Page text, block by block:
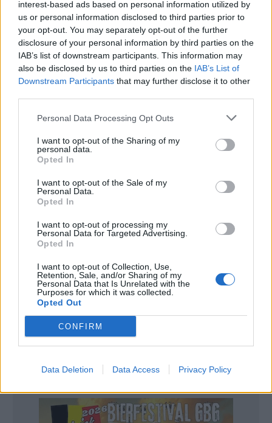
interest-based ads based on personal information utilized by
us or personal information disclosed to third parties prior to
your opt-out. You may separately opt-out of the further
disclosure of your personal information by third parties on the
IAB’s list of downstream participants. This information may
also be disclosed by us to third parties on the IAB’s List of
Downstream Participants that may further disclose it to other
Personal Data Processing Opt Outs
I want to opt-out of the Sharing of my
personal data.
Opted In
I want to opt-out of the Sale of my
Personal Data.
Opted In
I want to opt-out of processing my
Personal Data for Targeted Advertising.
Opted In
I want to opt-out of Collection, Use,
Retention, Sale, and/or Sharing of my
Personal Data that Is Unrelated with the
Purposes for which it was collected.
Opted Out
CONFIRM
Data Deletion Data Access Privacy Policy
AvRonny Karlsson
Publicerat2021-06-07
NYHET
Linda Eriksson på O´Learys hoppas fortfarande på att kunna
Pressbild/Montage.
När krogarna tvingas stänga är det cirka 20
minuter kvar av de sena fotbollsmatcherna i EM-
slutspelet. Men Linda Eriksson på O´Learys hoppas
fortfarande på att få visa hela matcherna.